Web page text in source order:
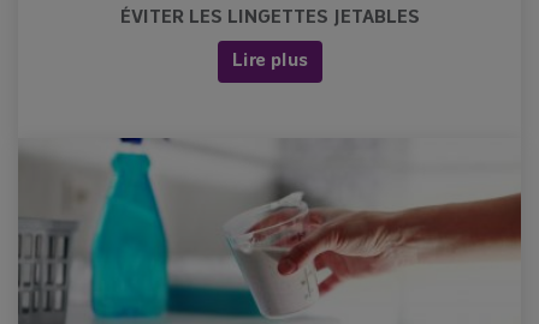
ÉVITER LES LINGETTES JETABLES
Lire plus